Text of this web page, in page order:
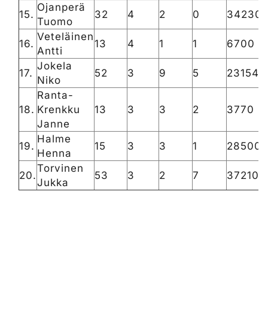
15.
Ojanperä
Tuomo
32 4 2 0 34230
16.
Veteläinen
Antti
13 4 1 1 6700
17.
Jokela
Niko
52 3 9 5 23154
18.
Ranta-
Krenkku
Janne
13 3 3 2 3770
19.
Halme
Henna
15 3 3 1 28500
20.
Torvinen
Jukka
53 3 2 7 37210